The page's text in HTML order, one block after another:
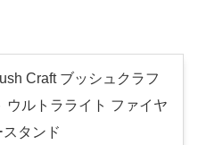
Craft ブッシュクラフ
ウルトラライト ファイヤ
スタンド